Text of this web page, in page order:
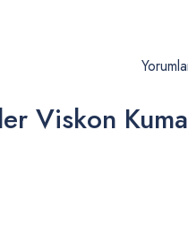
Viskon